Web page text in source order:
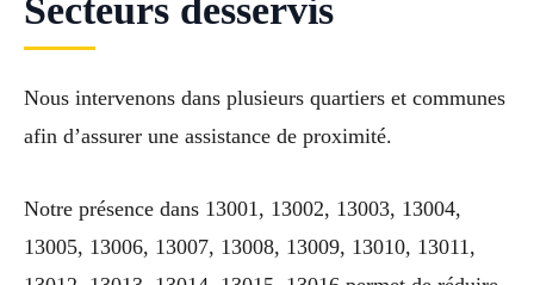
Secteurs desservis
Nous intervenons dans plusieurs quartiers et communes
afin d’assurer une assistance de proximité.
Notre présence dans 13001, 13002, 13003, 13004,
13005, 13006, 13007, 13008, 13009, 13010, 13011,